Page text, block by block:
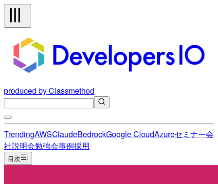
produced by Classmethod
TrendingAWSClaudeBedrockGoogle CloudAzureセミナー会
社説明会勉強会事例採用
目次